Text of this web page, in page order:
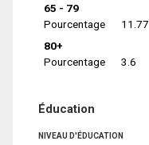
65 - 79
Pourcentage
11.77
80+
Pourcentage
3.6
Éducation
NIVEAU D'ÉDUCATION